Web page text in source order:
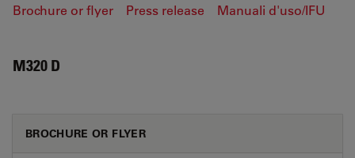
Brochure or flyer Press release Manuali d'uso/IFU
M320 D
BROCHURE OR FLYER